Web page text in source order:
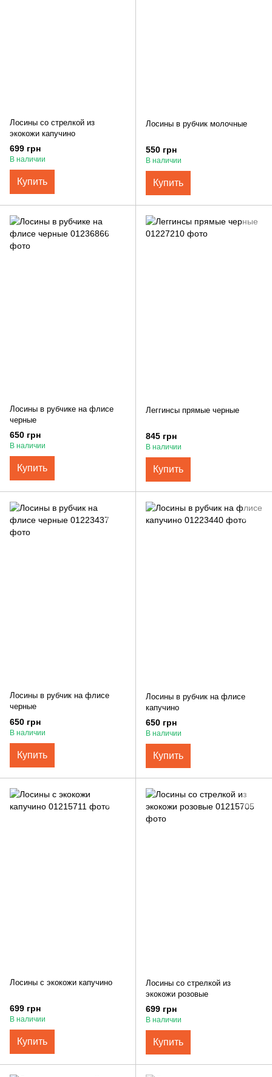
Лосины со стрелкой из
экокожи капучино
699 грн
В наличии
Купить
Лосины в рубчик молочные
550 грн
В наличии
Купить
Лосины в рубчике на флисе
черные
650 грн
В наличии
Купить
Леггинсы прямые черные
845 грн
В наличии
Купить
Лосины в рубчик на флисе
черные
650 грн
В наличии
Купить
Лосины в рубчик на флисе
капучино
650 грн
В наличии
Купить
Лосины с экокожи капучино
699 грн
В наличии
Купить
Лосины со стрелкой из
экокожи розовые
699 грн
В наличии
Купить